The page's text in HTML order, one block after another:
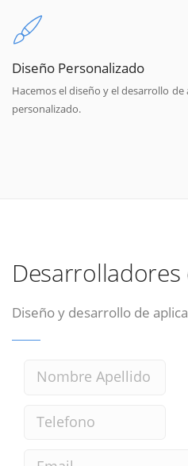
Diseño Personalizado
Hacemos el diseño y el desarrollo
personalizado.
Diseño y desarrollo de